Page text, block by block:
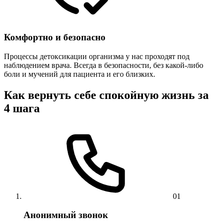
Комфортно и безопасно
Процессы детоксикации организма у нас проходят под
наблюдением врача. Всегда в безопасности, без какой-либо
боли и мучений для пациента и его близких.
Как вернуть себе спокойную жизнь за
4 шага
01
Анонимный звонок